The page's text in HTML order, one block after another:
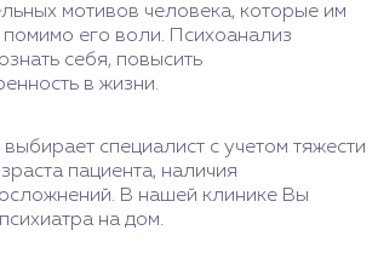
мотивов человека, которые им
его воли. Психоанализ
себя, повысить
в жизни.
специалист с учетом тяжести
пациента, наличия
В нашей клинике Вы
на дом.